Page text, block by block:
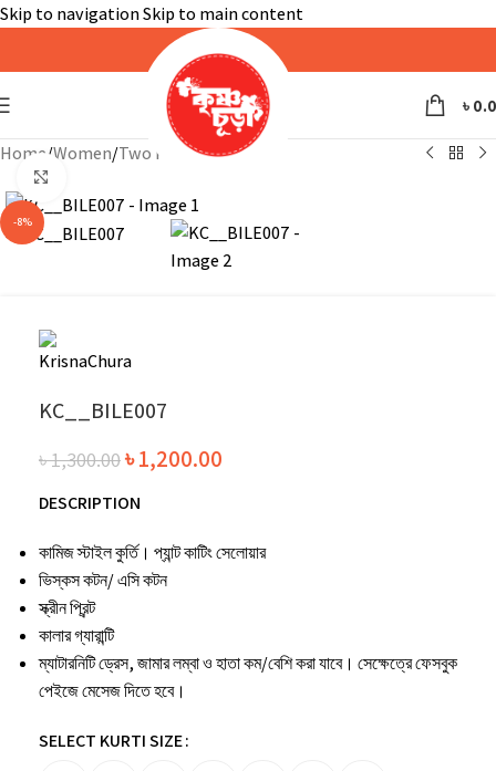
Skip to navigationSkip to main content
৳
Home/Women/Two Piece
-8%
KC__BILE007
৳1,300.00৳1,200.00
DESCRIPTION
কামিজ স্টাইল কুর্তি। প্যান্ট কাটিং সেলোয়ার
ভিস্কস কটন/ এসি কটন
স্ক্রীন প্রিন্ট
কালার গ্যারান্টি
ম্যাটারনিটি ড্রেস, জামার লম্বা ও হাতা কম/বেশি করা যাবে। সেক্ষেত্রে ফেসবুক
পেইজে মেসেজ দিতে হবে।
SELECT KURTI SIZE